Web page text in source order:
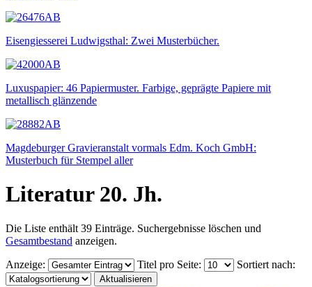
Eisengiesserei Ludwigsthal: Zwei Musterbücher.
Luxuspapier: 46 Papiermuster. Farbige, geprägte Papiere mit
metallisch glänzende
Magdeburger Gravieranstalt vormals Edm. Koch GmbH:
Musterbuch für Stempel aller
Literatur 20. Jh.
Die Liste enthält 39 Einträge. Suchergebnisse löschen und
Gesamtbestand anzeigen.
Anzeige: Titel pro Seite: Sortiert nach: